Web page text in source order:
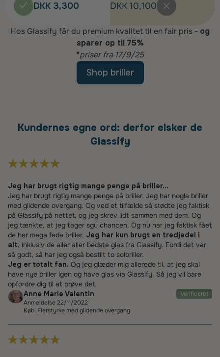
DKK 3,300 DKK 10,100
Hos Glassify får du premium kvalitet til en fair pris - og
sparer op til 75%
*priser fra 17/9/25
Shop briller
Kundernes egne ord: derfor elsker de
Glassify
Jeg har brugt rigtig mange penge på briller...
Jeg har brugt rigtig mange penge på briller. Jeg har nogle briller
med glidende overgang. Og ved et tilfælde så stødte jeg faktisk
på Glassify på nettet, og jeg skrev lidt sammen med dem. Og
jeg tænkte, at jeg tager sgu chancen. Og nu har jeg faktisk fået
de her mega fede briller. Jeg har kun brugt en tredjedel i
alt, inklusiv de aller aller bedste glas fra Glassify. Fordi det var
så godt, så har jeg også bestilt to solbriller.
Jeg er totalt fan. Og jeg glæder mig allerede til, at jeg skal
have nye briller igen og have glas via Glassify. Så jeg vil bare
opfordre dig til at prøve det.
Anne Marie Valentin
Verificeret
Anmeldelse 22/11/2022
Køb: Flerstyrke med glidende overgang